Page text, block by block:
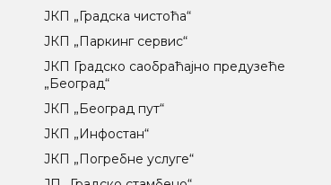
ЈКП „Градска чистоћа“
ЈКП „Паркинг сервис“
ЈКП Градско саобраћајно предузеће
„Београд“
ЈКП „Београд пут“
ЈКП „Инфостан“
ЈКП „Погребне услуге“